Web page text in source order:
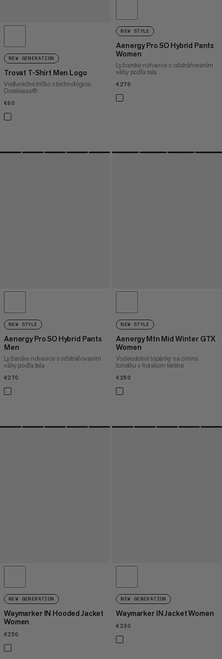
NEW GENERATION
Trovat T-Shirt Men Logo
Vielfunkčné tričko s technológiou
Drirelease®
€60
NEW STYLE
Aenergy Pro SO Hybrid Pants
Women
Lyžiarske nohavice s odstráňovaním
váhy podľa tela
€270
NEW STYLE
Aenergy Pro SO Hybrid Pants
Men
Lyžiarske nohavice s odstráňovaním
váhy podľa tela
€270
NEW STYLE
Aenergy Mtn Mid Winter GTX
Women
Vodeodolné topánky na zimnú
turistiku v horskom teréne
€250
NEW GENERATION
Waymarker IN Hooded Jacket
Women
€250
NEW GENERATION
Waymarker IN Jacket Women
€230